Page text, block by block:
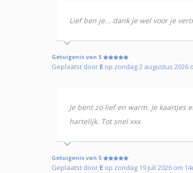
Lief ben je... dank je wel voor je
Getuigenis van 5
Geplaatst door E op zondag 2 augustus 2026
Je bent zo lief en warm. Je
hartelijk. Tot snel xxx
Getuigenis van 5
Geplaatst door E op zondag 19 juli 2026 om